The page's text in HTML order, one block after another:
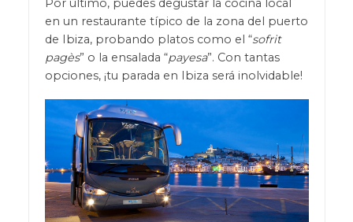
Por último, puedes degustar la cocina local
en un restaurante típico de la zona del puerto
de Ibiza, probando platos como el “sofrit
pagès” o la ensalada “payesa”. Con tantas
opciones, ¡tu parada en Ibiza será inolvidable!